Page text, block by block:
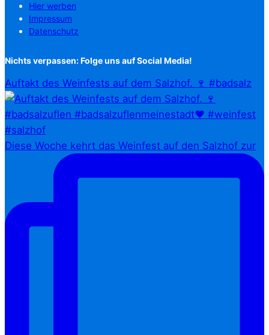
Hier werben
Impressum
Datenschutz
Nichts verpassen: Folge uns auf Social Media!
Auftakt des Weinfests auf dem Salzhof. 🍷 #badsalz
Diese Woche kehrt das Weinfest auf den Salzhof zur